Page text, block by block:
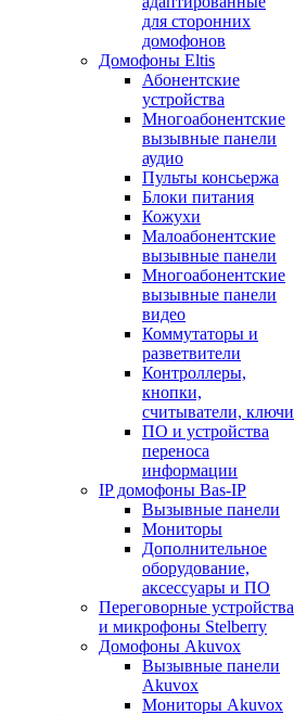
для сторонних
домофонов
Домофоны Eltis
Абонентские
устройства
Многоабонентские
вызывные панели
аудио
Пульты консьержа
Блоки питания
Кожухи
Малоабонентские
вызывные панели
Многоабонентские
вызывные панели
видео
Коммутаторы и
разветвители
Контроллеры,
кнопки,
считыватели, ключи
ПО и устройства
переноса
информации
IP домофоны Bas-IP
Вызывные панели
Мониторы
Дополнительное
оборудование,
аксессуары и ПО
Переговорные устройства
и микрофоны Stelberry
Домофоны Akuvox
Вызывные панели
Akuvox
Мониторы Akuvox